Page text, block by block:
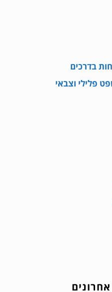
בדרכים
פלילי וצבאי